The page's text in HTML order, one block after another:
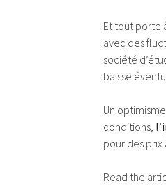
Et tout porte
avec des
société
baisse
Un
conditions,
pour des
Read the